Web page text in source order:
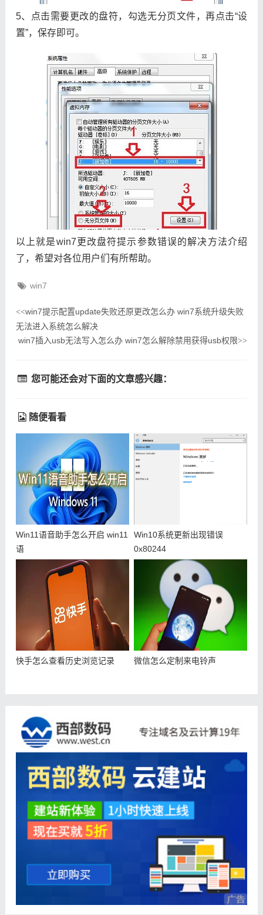
5、点击需要更改的盘符，勾选无分页文件，再点击“设
置”，保存即可。
以上就是win7更改盘符提示参数错误的解决方法介绍
了，希望对各位用户们有所帮助。
win7
<<win7提示配置update失败还原更改怎么办 win7系统升级失败
无法进入系统怎么解决
win7插入usb无法写入怎么办 win7怎么解除禁用获得usb权限>>
您可能还会对下面的文章感兴趣：
随便看看
Win11语音助手怎么开启 win11
语
Win10系统更新出现错误
0x80244
快手怎么查看历史浏览记录 微信怎么定制来电铃声